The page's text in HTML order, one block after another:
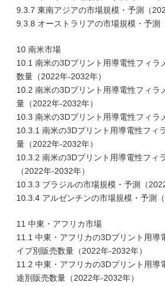
9.3.7 東南アジアの市場規模・予測（
9.3.8 オーストラリアの市場規模・予測
10 南米市場
10.1 南米の3Dプリント用導電性フィラ
数量（2022年-2032年）
10.2 南米の3Dプリント用導電性フィラ
量（2022年-2032年）
10.3 南米の3Dプリント用導電性フィラ
10.3.1 南米の3Dプリント用導電性フィ
量（2022年-2032年）
10.3.2 南米の3Dプリント用導電性フィ
（2022年-2032年）
10.3.3 ブラジルの市場規模・予測（
10.3.4 アルゼンチンの市場規模・予測
11 中東・アフリカ市場
11.1 中東・アフリカの3Dプリント用導
イプ別販売数量（2022年-2032年）
11.2 中東・アフリカの3Dプリント用導
途別販売数量（2022年-2032年）